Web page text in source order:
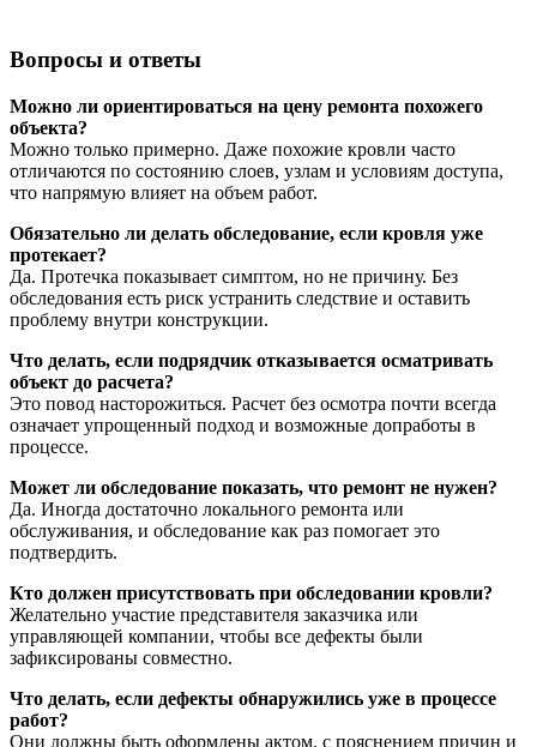
Вопросы и ответы
Можно ли ориентироваться на цену ремонта похожего
объекта?
Можно только примерно. Даже похожие кровли часто
отличаются по состоянию слоев, узлам и условиям доступа,
что напрямую влияет на объем работ.
Обязательно ли делать обследование, если кровля уже
протекает?
Да. Протечка показывает симптом, но не причину. Без
обследования есть риск устранить следствие и оставить
проблему внутри конструкции.
Что делать, если подрядчик отказывается осматривать
объект до расчета?
Это повод насторожиться. Расчет без осмотра почти всегда
означает упрощенный подход и возможные допработы в
процессе.
Может ли обследование показать, что ремонт не нужен?
Да. Иногда достаточно локального ремонта или
обслуживания, и обследование как раз помогает это
подтвердить.
Кто должен присутствовать при обследовании кровли?
Желательно участие представителя заказчика или
управляющей компании, чтобы все дефекты были
зафиксированы совместно.
Что делать, если дефекты обнаружились уже в процессе
работ?
Они должны быть оформлены актом, с пояснением причин и